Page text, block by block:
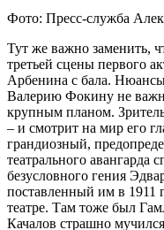
Фото: Пресс-служба
Тут же важно заменить,
третьей сцены первого
Арбенина с бала.
Валерию Фокину не
крупным планом.
– и смотрит на мир его
грандиозный,
театрального авангарда
безусловного гения
поставленный им в 1911
театре. Там тоже был
Качалов страшно